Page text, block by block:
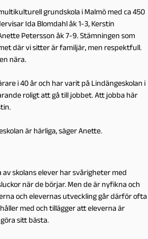
grundskola i Malmö med ca 450
Ida Blomdahl åk 1-3, Kerstin
Petersson åk 7-9. Stämningen som
där vi sitter är familjär, men respektfull.
nära.
i 40 år och har varit på Lindängeskolan i
roligt att gå till jobbet. Att jobba här
är härliga, säger Anette.
skolans elever har svårigheter med
när de börjar. Men de är nyfikna och
och elevernas utveckling går därför ofta
med och tillägger att eleverna är
sitt bästa.